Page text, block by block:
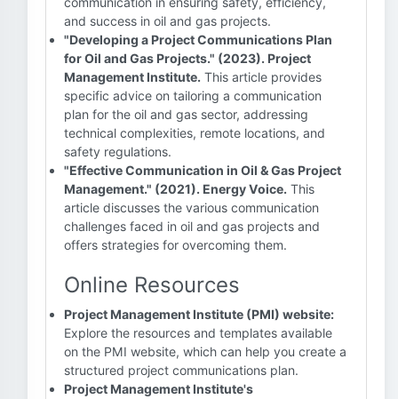
and success in oil and gas projects.
"Developing a Project Communications Plan
for Oil and Gas Projects." (2023). Project
Management Institute. This article provides
specific advice on tailoring a communication
plan for the oil and gas sector, addressing
technical complexities, remote locations, and
safety regulations.
"Effective Communication in Oil & Gas Project
Management." (2021). Energy Voice. This
article discusses the various communication
challenges faced in oil and gas projects and
offers strategies for overcoming them.
Online Resources
Project Management Institute (PMI) website:
Explore the resources and templates available
on the PMI website, which can help you create a
structured project communications plan.
Project Management Institute's